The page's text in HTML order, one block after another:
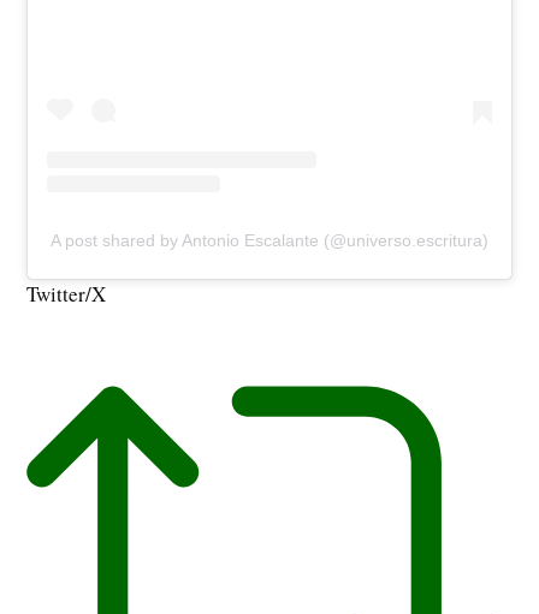
A post shared by Antonio Escalante (@universo.escritura)
Twitter/X